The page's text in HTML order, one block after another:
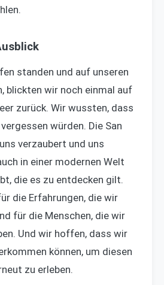
standen und auf unseren
blickten wir noch einmal auf
zurück. Wir wussten, dass
würden. Die San
verzaubert und uns
in einer modernen Welt
die es zu entdecken gilt.
die Erfahrungen, die wir
für die Menschen, die wir
Und wir hoffen, dass wir
können, um diesen
zu erleben.